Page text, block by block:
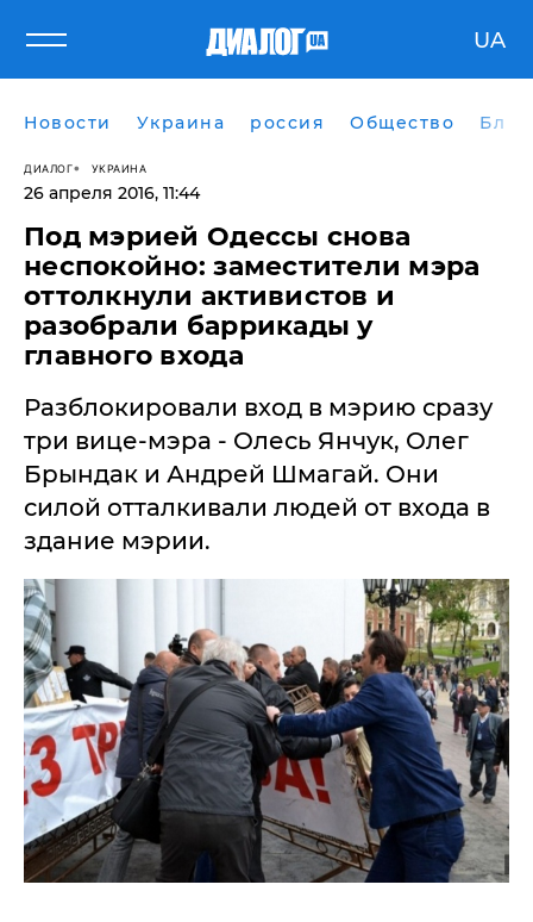
UA
Новости Украина россия Общество
ДИАЛОГ УКРАИНА
26 апреля 2016, 11:44
Под мэрией Одессы снова
неспокойно: заместители мэра
оттолкнули активистов и
разобрали баррикады у
главного входа
Разблокировали вход в мэрию сразу
три вице-мэра - Олесь Янчук, Олег
Брындак и Андрей Шмагай. Они
силой отталкивали людей от входа в
здание мэрии.